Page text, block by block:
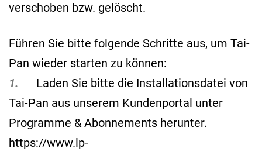
verschoben bzw. gelöscht.
Führen Sie bitte folgende Schritte aus, um Tai-
Pan wieder starten zu können:
1.
Laden Sie bitte die Installationsdatei von
Tai-Pan aus unserem Kundenportal unter
Programme & Abonnements herunter.
https://www.lp-